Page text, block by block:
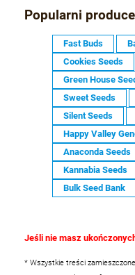
Popularni
Fast Buds
Cookies Seeds
Green House
Sweet Seeds
Silent Seeds
Happy Valley
Anaconda Seeds
Kannabia Seeds
Bulk Seed Bank
Jeśli nie masz
* Wszystkie treści